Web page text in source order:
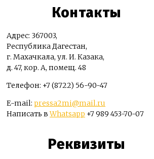
Контакты
Адрес: 367003,
Республика Дагестан,
г. Махачкала, ул. И. Казака,
д. 47, кор. А, помещ. 48
Телефон: +7 (8722) 56-90-47
E-mail: pressa2mi@mail.ru
Написать вWhatsapp +7 989 453-70-07
Реквизиты